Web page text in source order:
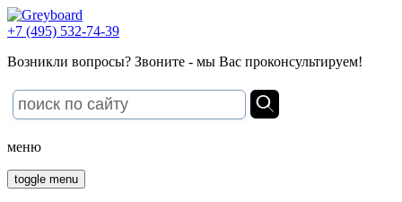
+7 (495) 532-74-39
Возникли вопросы? Звоните - мы Вас проконсультируем!
меню
toggle menu